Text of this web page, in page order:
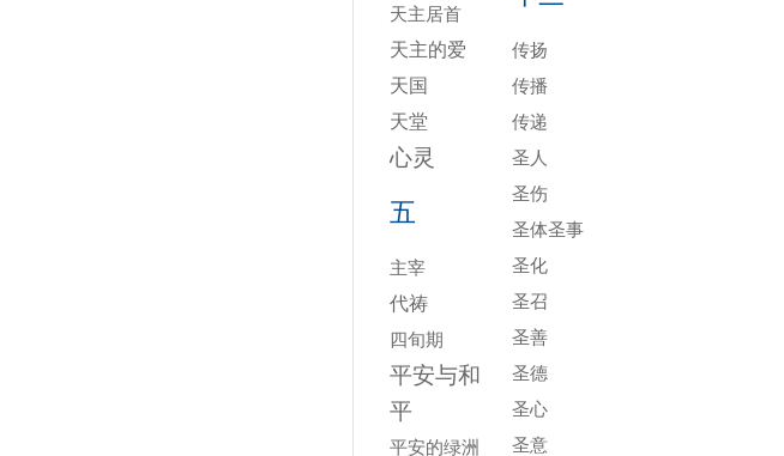
天主居首
天主的爱
天国
天堂
心灵
五
主宰
代祷
四旬期
平安与和
平
平安的绿洲
传扬
传播
传递
圣人
圣伤
圣体圣事
圣化
圣召
圣善
圣德
圣心
圣意